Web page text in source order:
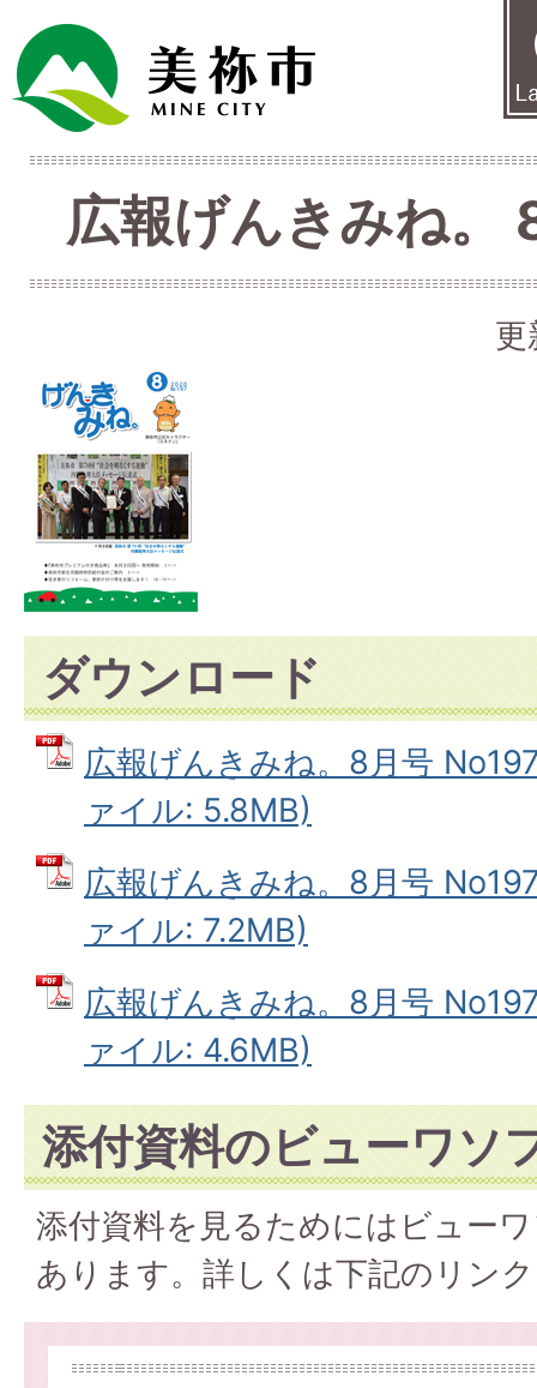
広報げんきみね。
更
ダウンロード
広報げんきみね。8月号
ァイル: 5.8MB)
広報げんきみね。8月号
ァイル: 7.2MB)
広報げんきみね。8月号
ァイル: 4.6MB)
添付資料のビューワソ
添付資料を見るためにはビュー
あります。詳しくは下記のリン